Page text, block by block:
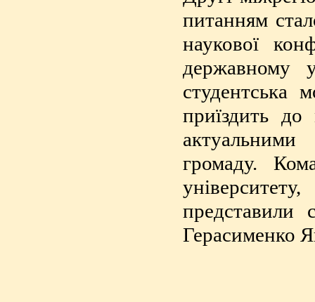
питанням
наукової
державному
приїздить
громаду.
представили
Герасименко